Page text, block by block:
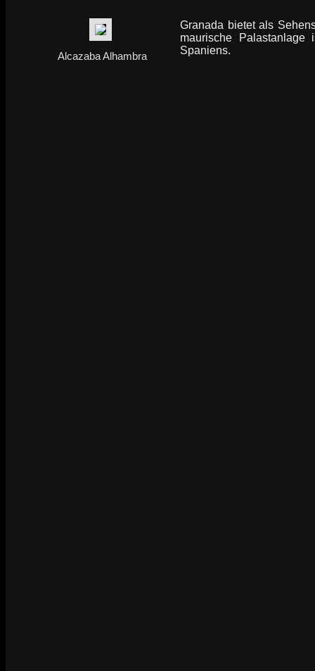
Alcazaba Alhambra
Granada bietet als
maurische
Spaniens.